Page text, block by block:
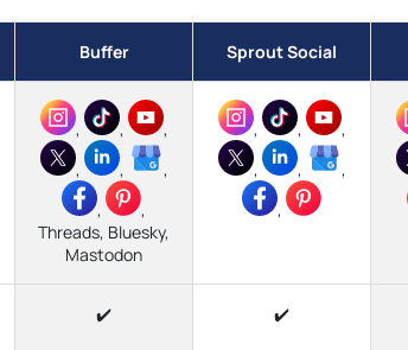
Buffer Sprout Social
, ,
,
,
,
,
,
,
Threads, Bluesky,
Mastodon
, ,
,
,
,
,
,
✔️ ✔️